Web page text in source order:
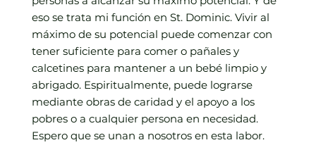
eso se trata mi función en St. Dominic. Vivir al
máximo de su potencial puede comenzar con
tener suficiente para comer o pañales y
calcetines para mantener a un bebé limpio y
abrigado. Espiritualmente, puede lograrse
mediante obras de caridad y el apoyo a los
pobres o a cualquier persona en necesidad.
Espero que se unan a nosotros en esta labor.